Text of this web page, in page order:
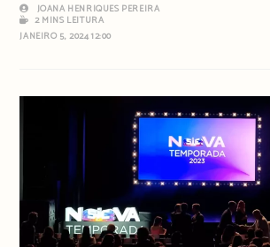
JOANA HENRIQUES PEREIRA
2 MINS LEITURA
JANEIRO 5, 2024 12:00